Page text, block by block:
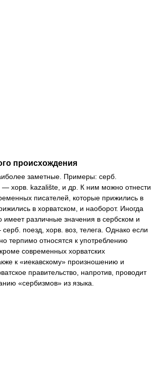
происхождения
заметные. Примеры: серб.
— хорв. kazalište, и др. К ним можно отнести
писателей, которые прижились в
в хорватском, и наоборот. Иногда
имеет различные значения в сербском и
поезд, хорв. воз, телега. Однако если
терпимо относятся к употреблению
современных хорватских
к «иекавскому» произношению и
правительство, напротив, проводит
«сербизмов» из языка.